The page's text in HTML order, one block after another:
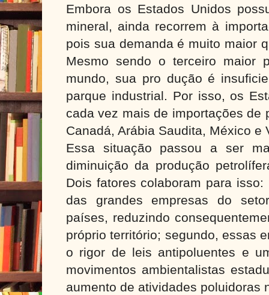
Embora os Estados Unidos
mineral, ainda recorrem à
pois sua demanda é muito maior
Mesmo sendo o terceiro maior
mundo, sua pro dução é
parque industrial. Por isso, os
cada vez mais de importações de
Canadá, Arábia Saudita, México e
Essa situação passou a ser
diminuição da produção
Dois fatores colaboram para
das grandes empresas do
países, reduzindo
próprio território; segundo, essas
o rigor de leis antipoluentes e
movimentos ambientalistas
aumento de atividades poluidoras